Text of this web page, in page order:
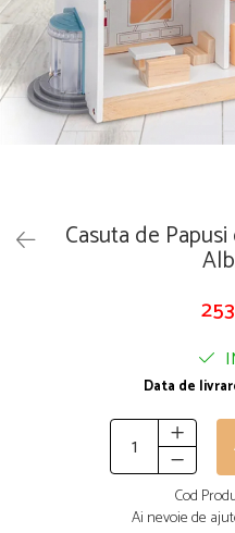
Tablite, Litere si Cifre
Jucarii exterior
Casuta de
Data de
Cod
Ai nevoie de